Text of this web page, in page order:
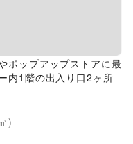
ポップアップストアに最
内1階の出入り口2ヶ所
㎡)